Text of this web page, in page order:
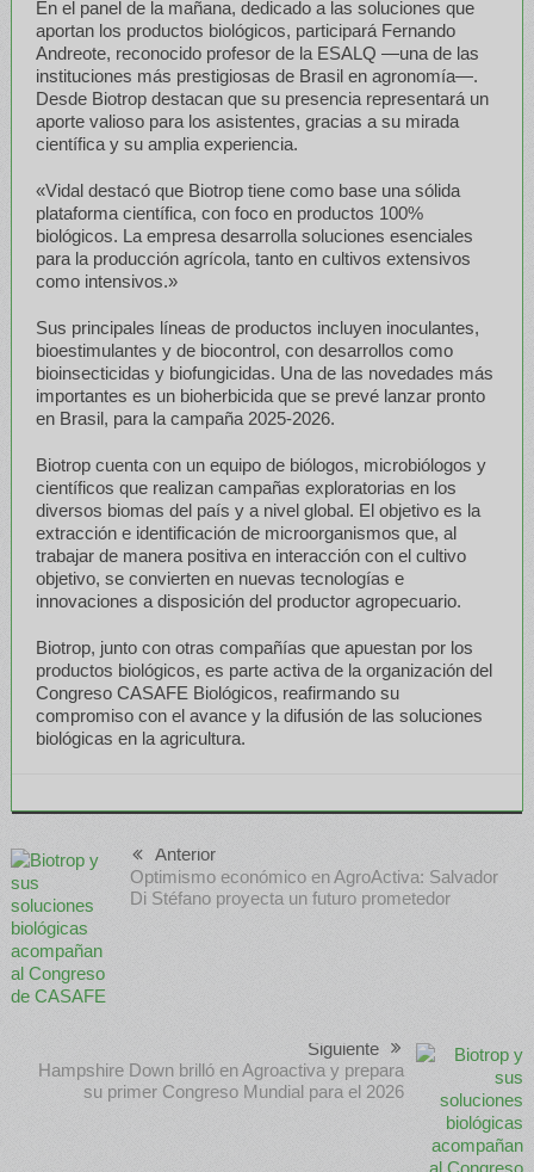
En el panel de la mañana, dedicado a las soluciones que
aportan los productos biológicos, participará Fernando
Andreote, reconocido profesor de la ESALQ —una de las
instituciones más prestigiosas de Brasil en agronomía—.
Desde Biotrop destacan que su presencia representará un
aporte valioso para los asistentes, gracias a su mirada
científica y su amplia experiencia.
«Vidal destacó que Biotrop tiene como base una sólida
plataforma científica, con foco en productos 100%
biológicos. La empresa desarrolla soluciones esenciales
para la producción agrícola, tanto en cultivos extensivos
como intensivos.»
Sus principales líneas de productos incluyen inoculantes,
bioestimulantes y de biocontrol, con desarrollos como
bioinsecticidas y biofungicidas. Una de las novedades más
importantes es un bioherbicida que se prevé lanzar pronto
en Brasil, para la campaña 2025-2026.
Biotrop cuenta con un equipo de biólogos, microbiólogos y
científicos que realizan campañas exploratorias en los
diversos biomas del país y a nivel global. El objetivo es la
extracción e identificación de microorganismos que, al
trabajar de manera positiva en interacción con el cultivo
objetivo, se convierten en nuevas tecnologías e
innovaciones a disposición del productor agropecuario.
Biotrop, junto con otras compañías que apuestan por los
productos biológicos, es parte activa de la organización del
Congreso CASAFE Biológicos, reafirmando su
compromiso con el avance y la difusión de las soluciones
biológicas en la agricultura.
Anterior
Optimismo económico en AgroActiva: Salvador
Di Stéfano proyecta un futuro prometedor
Siguiente
Hampshire Down brilló en Agroactiva y prepara
su primer Congreso Mundial para el 2026